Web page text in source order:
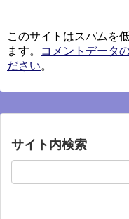
このサイトはスパムを
ます。
コメントデータ
ださい。
サイト内検索